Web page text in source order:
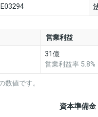
E03294
営業利益
31億
営業利益率 5.8%
数値です。
資本準備金